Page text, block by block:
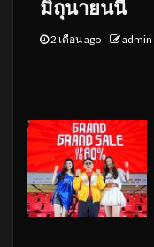
มิถุนายนนี้
2 เดือน ago admin